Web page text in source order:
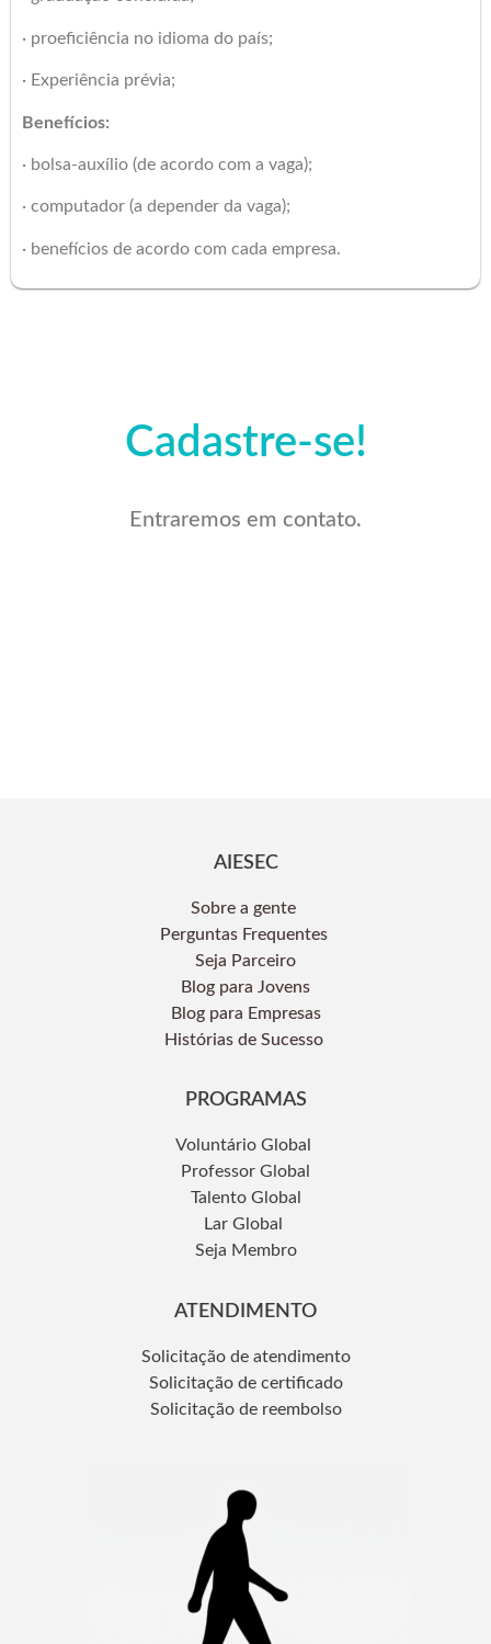
· proeficiência no idioma do país;
· Experiência prévia;
Benefícios:
· bolsa-auxílio (de acordo com a vaga);
· computador (a depender da vaga);
· benefícios de acordo com cada empresa.
Cadastre-se!
Entraremos em contato.
AIESEC
Sobre a gente
Perguntas Frequentes
Seja Parceiro
Blog para Jovens
Blog para Empresas
Histórias de Sucesso
PROGRAMAS
Voluntário Global
Professor Global
Talento Global
Lar Global
Seja Membro
ATENDIMENTO
Solicitação de atendimento
Solicitação de certificado
Solicitação de reembolso